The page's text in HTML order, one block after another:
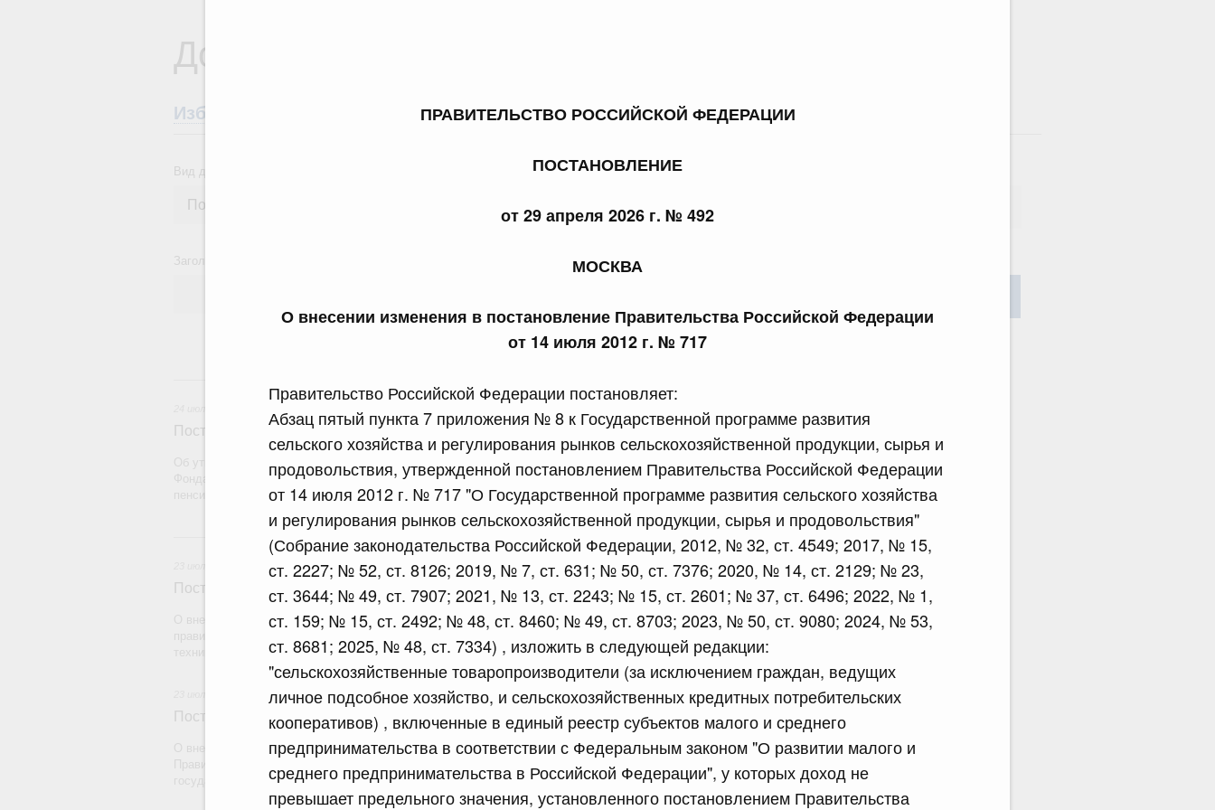
ПРАВИТЕЛЬСТВО РОССИЙСКОЙ ФЕДЕРАЦИИ
ПОСТАНОВЛЕНИЕ
от 29 апреля 2026 г. № 492
МОСКВА
О внесении изменения в постановление Правительства Российской Федерации
от 14 июля 2012 г. № 717
Правительство Российской Федерации постановляет:
Абзац пятый пункта 7 приложения № 8 к Государственной программе развития
сельского хозяйства и регулирования рынков сельскохозяйственной продукции, сырья и
продовольствия, утвержденной постановлением Правительства Российской Федерации
от 14 июля 2012 г. № 717 "О Государственной программе развития сельского хозяйства
и регулирования рынков сельскохозяйственной продукции, сырья и продовольствия"
(Собрание законодательства Российской Федерации, 2012, № 32, ст. 4549; 2017, № 15,
ст. 2227; № 52, ст. 8126; 2019, № 7, ст. 631; № 50, ст. 7376; 2020, № 14, ст. 2129; № 23,
ст. 3644; № 49, ст. 7907; 2021, № 13, ст. 2243; № 15, ст. 2601; № 37, ст. 6496; 2022, № 1,
ст. 159; № 15, ст. 2492; № 48, ст. 8460; № 49, ст. 8703; 2023, № 50, ст. 9080; 2024, № 53,
ст. 8681; 2025, № 48, ст. 7334) , изложить в следующей редакции:
"сельскохозяйственные товаропроизводители (за исключением граждан, ведущих
личное подсобное хозяйство, и сельскохозяйственных кредитных потребительских
кооперативов) , включенные в единый реестр субъектов малого и среднего
предпринимательства в соответствии с Федеральным законом "О развитии малого и
среднего предпринимательства в Российской Федерации", у которых доход не
превышает предельного значения, установленного постановлением Правительства
Документы
Избранные документы со справками к ним Поиск по всем документам
Вид документа
Заголовок или текст документа
Постановление Правительства Российской Федерации от 24.07.2026 г. № 933
Об утверждении Правил определения расчетной процентной ставки размещения средств резерва
Фонда пенсионного и социального страхования Российской Федерации по обязательному
пенсионному страхованию
23 июля, четверг
Постановление Правительства Российской Федерации от 23.07.2026 г. № 927
О внесении на ратификацию Протокола о внесении изменений в Соглашение о единых принципах и
техники) в рамках Евразийского экономического союза от 23 декабря 2014 года
Постановление Правительства Российской Федерации от 23.07.2026 г. № 926
О внесении на ратификацию Соглашения между Правительством Российской Федерации и
Правительством Республики Индии о временной трудовой деятельности граждан одного
государства на территории другого государства